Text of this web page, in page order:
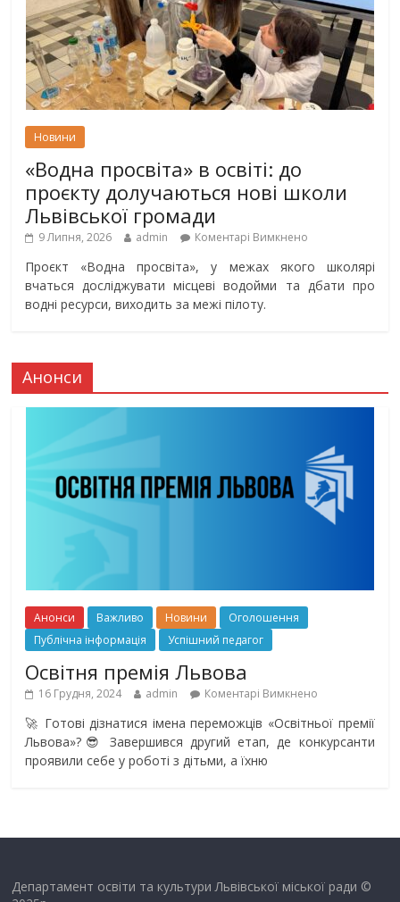
Новини
«Водна просвіта» в освіті: до
проєкту долучаються нові школи
Львівської громади
9 Липня, 2026 admin Коментарі Вимкнено
Проєкт «Водна просвіта», у межах якого школярі
вчаться досліджувати місцеві водойми та дбати про
водні ресурси, виходить за межі пілоту.
Анонси
Анонси Важливо Новини
Оголошення
Публічна інформація
Успішний педагог
Освітня премія Львова
16 Грудня, 2024 admin Коментарі Вимкнено
🚀 Готові дізнатися імена переможців «Освітньої премії
Львова»?😎 Завершився другий етап, де конкурсанти
проявили себе у роботі з дітьми, а їхню
Департамент освіти та культури Львівської міської ради ©